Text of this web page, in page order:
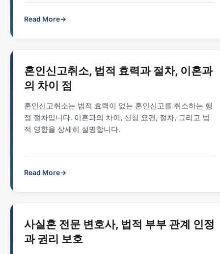
Read More→
혼인신고취소, 법적 효력과 절차, 이혼과
의 차이 점
혼인신고취소는 법적 효력이 없는 혼인신고를 취소하는 행
정 절차입니다. 이혼과의 차이, 신청 요건, 절차, 그리고 법
적 영향을 상세히 설명합니다.
Read More→
사실혼 전문 변호사, 법적 부부 관계 인정
과 권리 보호